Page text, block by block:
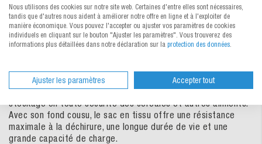
Description du produit
Sac de céréales
Le sac de céréales en PP de qualité alimentaire est
extrêmement stable et donc idéal pour le transport et le
stockage en toute sécurité des céréales et autres aliments.
Avec son fond cousu, le sac en tissu offre une résistance
maximale à la déchirure, une longue durée de vie et une
grande capacité de charge.
Nous utilisons des cookies sur notre site web. Certaines d'entre elles sont nécessaires,
tandis que d'autres nous aident à améliorer notre offre en ligne et à l'exploiter de
manière économique. Vous pouvez l'accepter ou ajuster vos paramètres de cookies
individuels en cliquant sur le bouton "Ajuster les paramètres". Vous trouverez des
informations plus détaillées dans notre déclaration sur la protection des données.
Ajuster les paramètres Accepter tout